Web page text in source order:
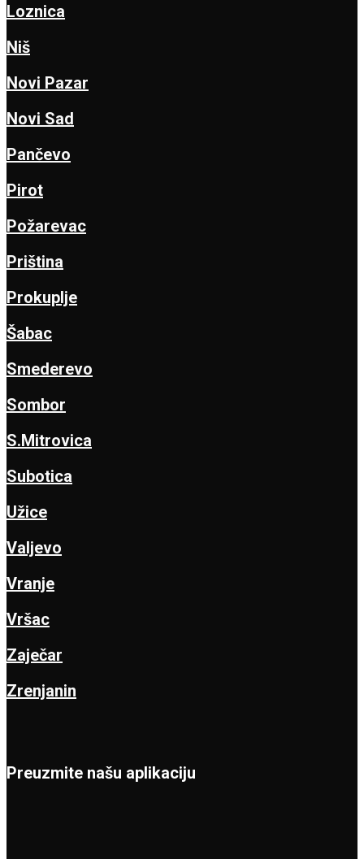
Loznica
Niš
Novi Pazar
Novi Sad
Pančevo
Pirot
Požarevac
Priština
Prokuplje
Šabac
Smederevo
Sombor
S.Mitrovica
Subotica
Užice
Valjevo
Vranje
Vršac
Zaječar
Zrenjanin
Preuzmite našu aplikaciju